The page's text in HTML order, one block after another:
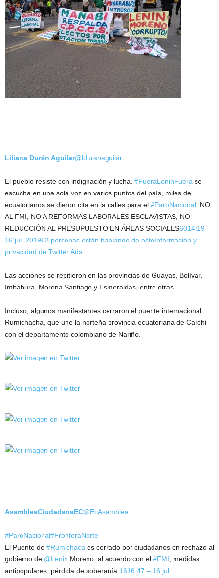
Liliana Durán Aguilar@lduranaguilar
El pueblo resiste con indignación y lucha. #FueraLeninFuera se
escucha en una sola voz en varios puntos del país, miles de
ecuatorianos se dieron cita en la calles para el #ParoNacional. NO
AL FMI, NO A REFORMAS LABORALES ESCLAVISTAS, NO
REDUCCIÓN AL PRESUPUESTO EN ÁREAS SOCIALES6014:19 –
16 jul. 201962 personas están hablando de estoInformación y
privacidad de Twitter Ads
Las acciones se repitieron en las provincias de Guayas, Bolívar,
Imbabura, Morona Santiago y Esmeraldas, entre otras.
Incluso, algunos manifestantes cerraron el puente internacional
Rumichacha, que une la norteña provincia ecuatoriana de Carchi
con el departamento colombiano de Nariño.
AsambleaCiudadanaEC@EcAsamblea
#ParoNacional#FronteraNorte
El Puente de #Rumichaca es cerrado por ciudadanos en rechazo al
gobierno de @Lenin Moreno, al acuerdo con el #FMI, medidas
antipopulares, pérdida de soberanía.1616:47 – 16 jul.